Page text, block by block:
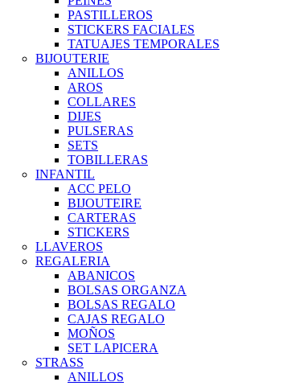
PASTILLEROS
STICKERS FACIALES
TATUAJES TEMPORALES
BIJOUTERIE
ANILLOS
AROS
COLLARES
DIJES
PULSERAS
SETS
TOBILLERAS
INFANTIL
ACC PELO
BIJOUTEIRE
CARTERAS
STICKERS
LLAVEROS
REGALERIA
ABANICOS
BOLSAS ORGANZA
BOLSAS REGALO
CAJAS REGALO
MOÑOS
SET LAPICERA
STRASS
ANILLOS